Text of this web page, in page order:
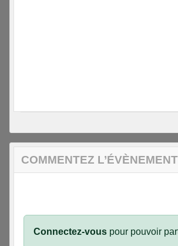
COMMENTEZ L’ÉVÈNEMENT
Connectez-vous pour pouvoir